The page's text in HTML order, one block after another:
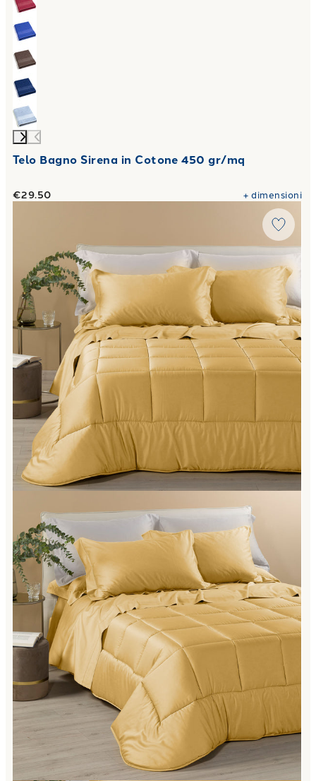
Telo Bagno Sirena in Cotone 450 gr/mq
€29.50 +dimensioni